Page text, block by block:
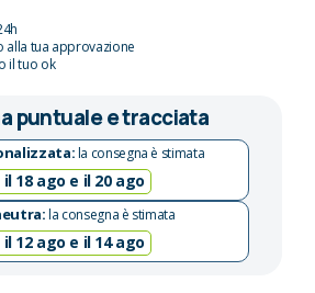
alla tua approvazione
il tuo ok
puntuale e tracciata
la consegna è stimata
18 ago e il 20 ago
la consegna è stimata
12 ago e il 14 ago